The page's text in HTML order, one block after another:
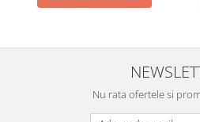
Nu rata ofertele si